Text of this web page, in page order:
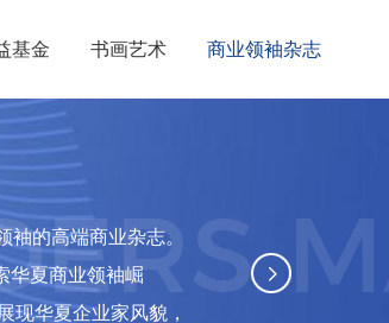
基金
基金
书画艺术 商业领袖杂志
袖的高端商业杂志。
华夏商业领袖崛
现华夏企业家风貌，